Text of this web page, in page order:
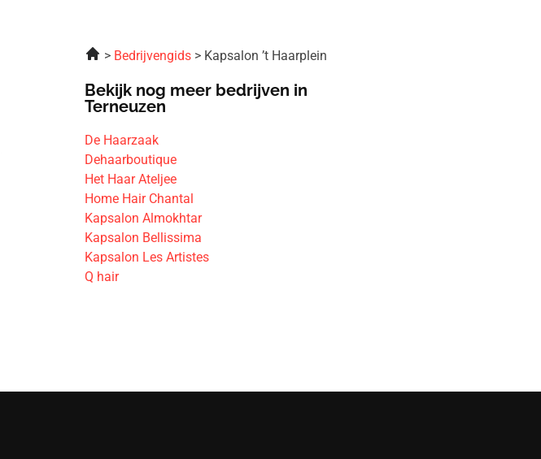
Bedrijvengids Kapsalon ’t Haarplein
Bekijk nog meer bedrijven in
Terneuzen
De Haarzaak
Dehaarboutique
Het Haar Ateljee
Home Hair Chantal
Kapsalon Almokhtar
Kapsalon Bellissima
Kapsalon Les Artistes
Q hair